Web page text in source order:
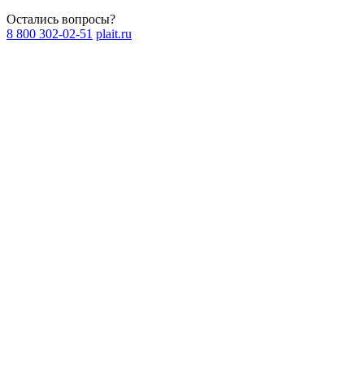
Остались вопросы?
8 800 302-02-51 plait.ru